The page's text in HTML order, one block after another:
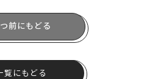
前にもどる
覧にもどる